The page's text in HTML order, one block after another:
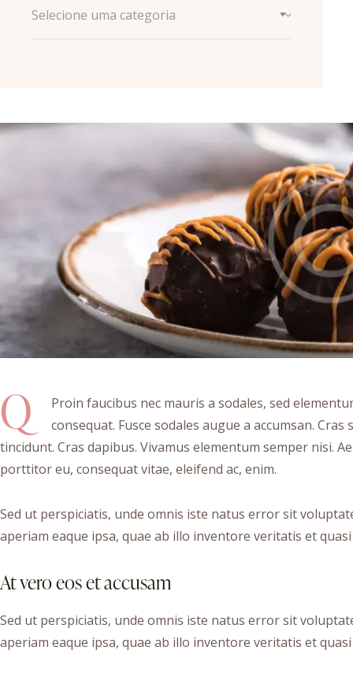
Q
Proin faucibus nec mauris a sodales, sed
consequat. Fusce sodales augue a accumsan.
tincidunt. Cras dapibus. Vivamus elementum semper nisi.
porttitor eu, consequat vitae, eleifend ac, enim.
Sed ut perspiciatis, unde omnis iste natus error sit
aperiam eaque ipsa, quae ab illo inventore veritatis et
At vero eos et accusam
Sed ut perspiciatis, unde omnis iste natus error sit
aperiam eaque ipsa, quae ab illo inventore veritatis et
Selecione uma categoria